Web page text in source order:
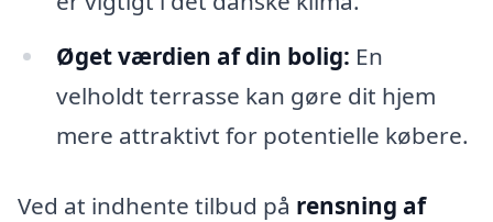
Øget værdien af din bolig: En
velholdt terrasse kan gøre dit hjem
mere attraktivt for potentielle købere.
Ved at indhente tilbud på rensning af